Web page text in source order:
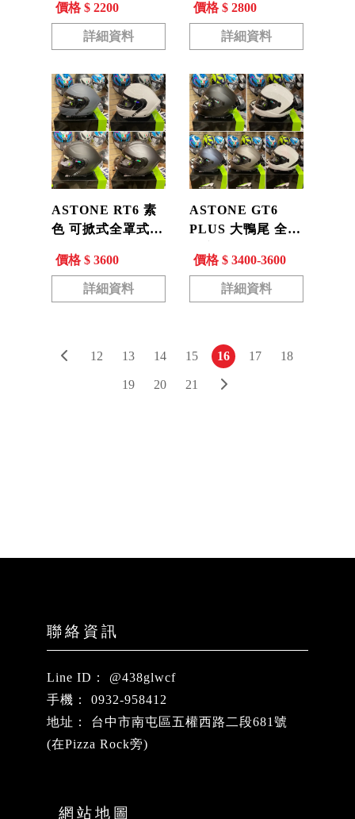
MF-320
價格 $ 2200
詳細資料
安全帽 3/4罩 內墨
片 MF-320
價格 $ 2800
詳細資料
ASTONE RT6 素
色 可掀式全罩式安
帽 汽水帽
價格 $ 3600
詳細資料
ASTONE GT6
PLUS 大鴨尾 全罩
眼鏡溝 藍芽耳機孔
金屬排扣
價格 $ 3400-3600
詳細資料
12 13 14 15 16 17 18
19 20 21
@438glwcf
0932-958412
台中市南屯區五權西路二段681號
(在Pizza Rock旁)